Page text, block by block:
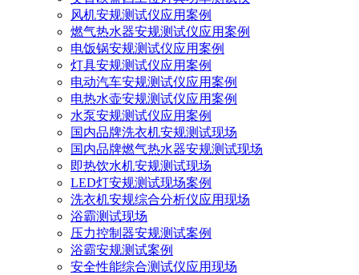
风机安规测试仪应用案例
燃气热水器安规测试仪应用案例
电饭锅安规测试仪应用案例
灯具安规测试仪应用案例
电动汽车安规测试仪应用案例
电热水壶安规测试仪应用案例
水泵安规测试仪应用案例
国内品牌洗衣机安规测试现场
国内品牌燃气热水器安规测试现场
即热饮水机安规测试现场
LED灯安规测试现场案例
洗衣机安规综合分析仪应用现场
浴霸测试现场
压力控制器安规测试案例
浴霸安规测试案例
安全性能综合测试仪应用现场